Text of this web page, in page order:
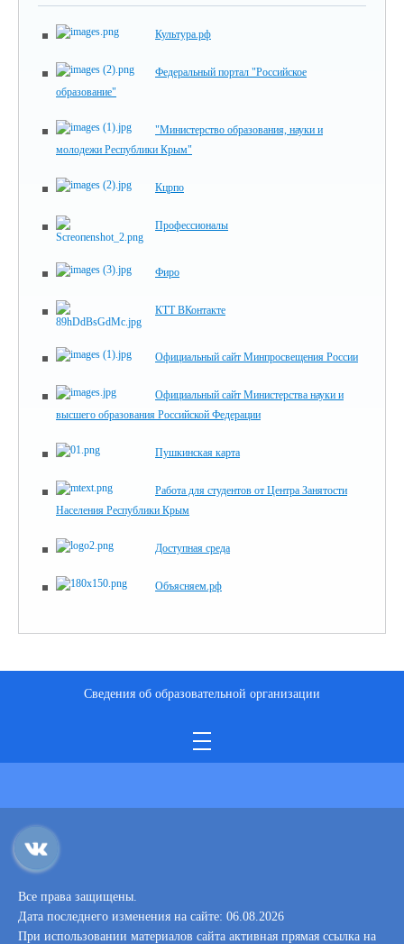
Культура.рф
Федеральный портал "Российское
образование"
"Министерство образования, науки и
молодежи Республики Крым"
Кцрпо
Профессионалы
Фиро
КТТ ВКонтакте
Официальный сайт Минпросвещения России
Официальный сайт Министерства науки и
высшего образования Российской Федерации
Пушкинская карта
Работа для студентов от Центра Занятости
Населения Республики Крым
Доступная среда
Объясняем.рф
Сведения об образовательной организации
Все права защищены.
Дата последнего изменения на сайте: 06.08.2026
При использовании материалов сайта активная прямая ссылка на